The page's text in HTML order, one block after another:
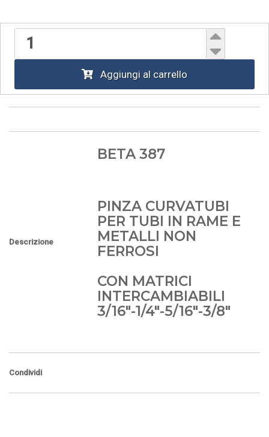
Descrizione
BETA 387
PINZA CURVATUBI
PER TUBI IN RAME E
METALLI NON
FERROSI
CON MATRICI
INTERCAMBIABILI
3/16"-1/4"-5/16"-3/8"
Condividi
Aggiungi al carrello